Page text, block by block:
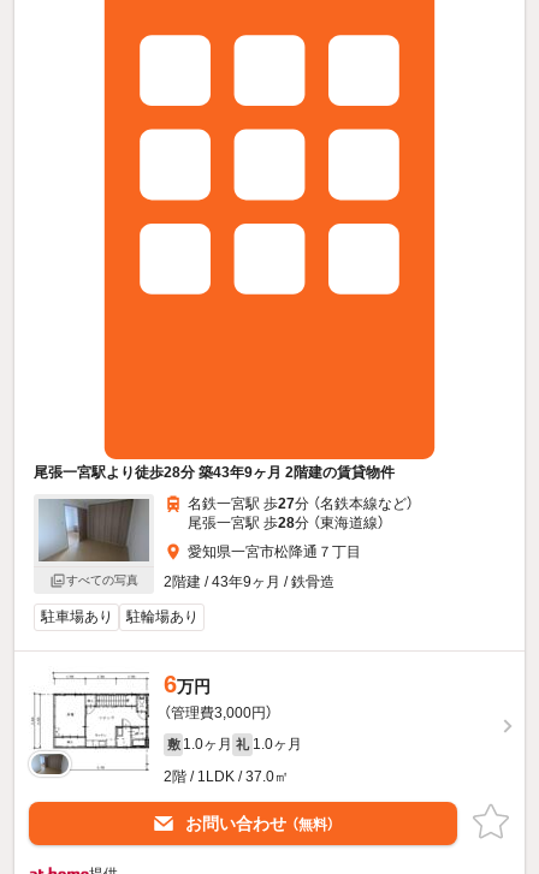
尾張一宮駅より徒歩28分 築43年9ヶ月 2階建の賃貸物件
すべての写真
名鉄一宮駅 歩27分 （名鉄本線など）
尾張一宮駅 歩28分 （東海道線）
愛知県一宮市松降通７丁目
2階建 / 43年9ヶ月 / 鉄骨造
駐車場あり 駐輪場あり
6万円
（管理費3,000円）
敷 1.0ヶ月 礼 1.0ヶ月
2階 / 1LDK / 37.0㎡
お問い合わせ （無料）